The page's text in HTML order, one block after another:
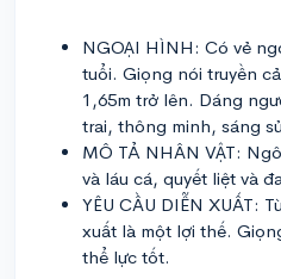
NGOẠI HÌNH: Có vẻ
tuổi. Giọng nói truyền
1,65m trở lên. Dáng
trai, thông minh, sáng
MÔ TẢ NHÂN VẬT:
và láu cá, quyết liệt và
YÊU CẦU DIỄN XUẤT:
xuất là một lợi thế.
thể lực tốt.